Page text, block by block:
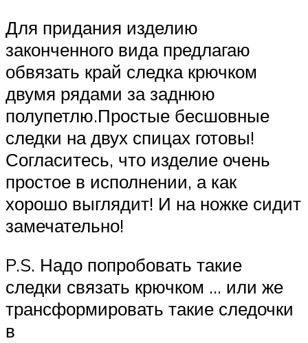
Для придания изделию
законченного вида предлагаю
обвязать край следка крючком
двумя рядами за заднюю
полупетлю.Простые бесшовные
следки на двух спицах готовы!
Согласитесь, что изделие очень
простое в исполнении, а как
хорошо выглядит! И на ножке сидит
замечательно!
P.S. Надо попробовать такие
следки связать крючком … или же
трансформировать такие следочки
в